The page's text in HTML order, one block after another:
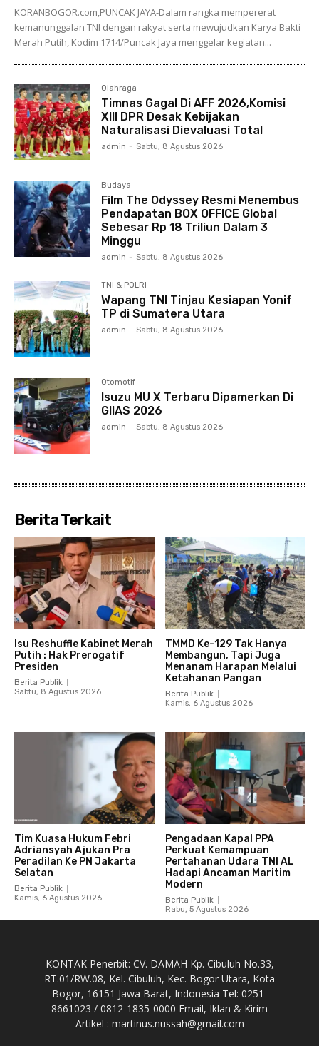
KORANBOGOR.com,PUNCAK JAYA-Dalam rangka mempererat
kemanunggalan TNI dengan rakyat serta mewujudkan Karya Bakti
Merah Putih, Kodim 1714/Puncak Jaya menggelar kegiatan...
Olahraga
Timnas Gagal Di AFF 2026,Komisi
XIII DPR Desak Kebijakan
Naturalisasi Dievaluasi Total
admin - Sabtu, 8 Agustus 2026
Budaya
Film The Odyssey Resmi Menembus
Pendapatan BOX OFFICE Global
Sebesar Rp 18 Triliun Dalam 3
Minggu
admin - Sabtu, 8 Agustus 2026
TNI & POLRI
Wapang TNI Tinjau Kesiapan Yonif
TP di Sumatera Utara
admin - Sabtu, 8 Agustus 2026
Otomotif
Isuzu MU X Terbaru Dipamerkan Di
GIIAS 2026
admin - Sabtu, 8 Agustus 2026
Berita Terkait
Isu Reshuffle Kabinet Merah
Putih : Hak Prerogatif
Presiden
Berita Publik
Sabtu, 8 Agustus 2026
TMMD Ke-129 Tak Hanya
Membangun, Tapi Juga
Menanam Harapan Melalui
Ketahanan Pangan
Berita Publik
Kamis, 6 Agustus 2026
Tim Kuasa Hukum Febri
Adriansyah Ajukan Pra
Peradilan Ke PN Jakarta
Selatan
Berita Publik
Kamis, 6 Agustus 2026
Pengadaan Kapal PPA
Perkuat Kemampuan
Pertahanan Udara TNI AL
Hadapi Ancaman Maritim
Modern
Berita Publik
Rabu, 5 Agustus 2026
KONTAK Penerbit: CV. DAMAH Kp. Cibuluh No.33,
RT.01/RW.08, Kel. Cibuluh, Kec. Bogor Utara, Kota
Bogor, 16151 Jawa Barat, Indonesia Tel: 0251-
8661023 / 0812-1835-0000 Email, Iklan & Kirim
Artikel : martinus.nussah@gmail.com